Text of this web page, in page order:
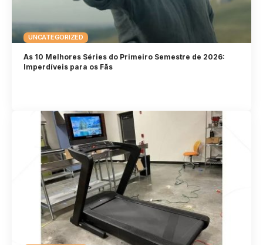
UNCATEGORIZED
As 10 Melhores Séries do Primeiro Semestre de 2026:
Imperdíveis para os Fãs